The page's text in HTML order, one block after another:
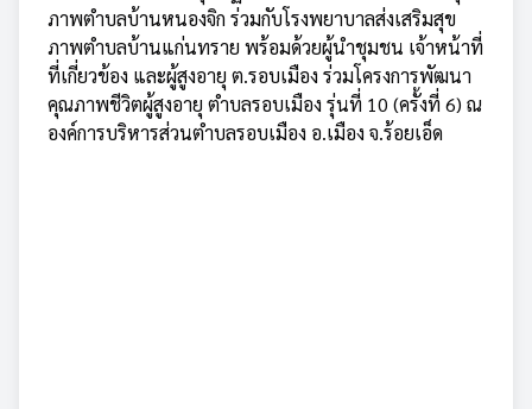
ภาพตำบลบ้านหนองจิก ร่วมกับโรงพยาบาลส่งเสริมสุข
ภาพตำบลบ้านแก่นทราย พร้อมด้วยผู้นำชุมชน เจ้าหน้าที่
ที่เกี่ยวข้อง และผู้สูงอายุ ต.รอบเมือง ร่วมโครงการพัฒนา
คุณภาพชีวิตผู้สูงอายุ ตำบลรอบเมือง รุ่นที่ 10 (ครั้งที่ 6) ณ
องค์การบริหารส่วนตำบลรอบเมือง อ.เมือง จ.ร้อยเอ็ด